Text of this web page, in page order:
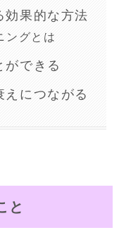
効果的な方法
ングとは
ができる
えにつながる
と